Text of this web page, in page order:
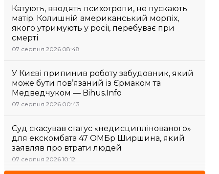
Катують, вводять психотропи, не пускають
матір. Колишній американський морпіх,
якого утримують у росії, перебуває при
смерті
07 серпня 2026 08:48
У Києві припинив роботу забудовник, який
може бути пов’язаний із Єрмаком та
Медведчуком — Bihus.Info
07 серпня 2026 00:43
Суд скасував статус «недисциплінованого»
для екскомбата 47 ОМБр Ширшина, який
заявляв про втрати людей
07 серпня 2026 10:12